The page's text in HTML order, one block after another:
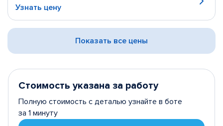
Узнать цену
Показать все цены
Стоимость указана за работу
Полную стоимость с деталью узнайте в боте
за 1 минуту